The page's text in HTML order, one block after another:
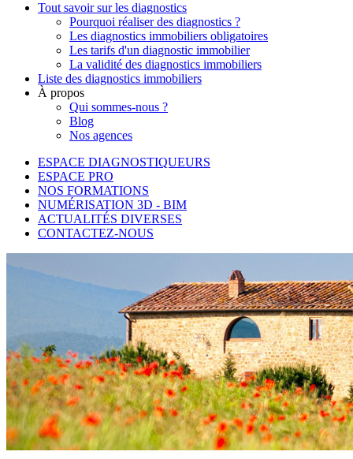
Tout savoir sur les diagnostics
Pourquoi réaliser des diagnostics ?
Les diagnostics immobiliers obligatoires
Les tarifs d'un diagnostic immobilier
La validité des diagnostics immobiliers
Liste des diagnostics immobiliers
À propos
Qui sommes-nous ?
Blog
Nos agences
ESPACE DIAGNOSTIQUEURS
ESPACE PRO
NOS FORMATIONS
NUMÉRISATION 3D - BIM
ACTUALITÉS DIVERSES
CONTACTEZ-NOUS